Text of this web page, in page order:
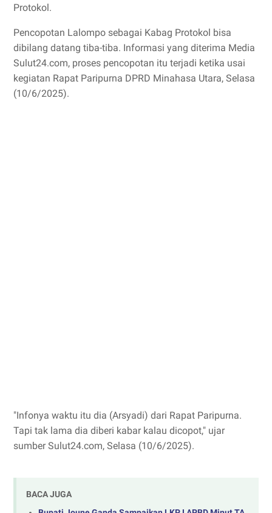
Protokol.
Pencopotan Lalompo sebagai Kabag Protokol bisa
dibilang datang tiba-tiba. Informasi yang diterima Media
Sulut24.com, proses pencopotan itu terjadi ketika usai
kegiatan Rapat Paripurna DPRD Minahasa Utara, Selasa
(10/6/2025).
"Infonya waktu itu dia (Arsyadi) dari Rapat Paripurna.
Tapi tak lama dia diberi kabar kalau dicopot," ujar
sumber Sulut24.com, Selasa (10/6/2025).
BACA JUGA